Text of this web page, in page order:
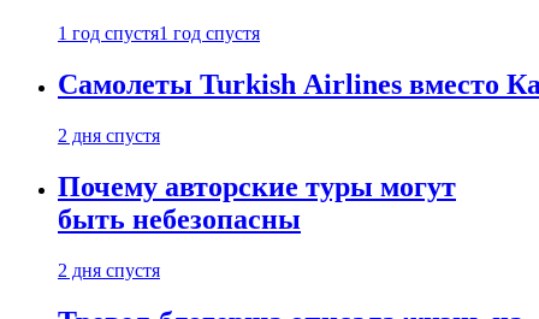
1 год спустя1 год спустя
Самолеты Turkish Airlines вместо
2 дня спустя
Почему авторские туры могут
быть небезопасны
2 дня спустя